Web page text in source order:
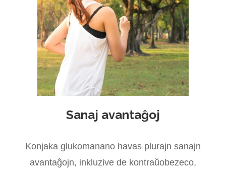
Sanaj avantaĝoj
Konjaka glukomanano havas plurajn sanajn
avantaĝojn, inkluzive de kontraŭobezeco,